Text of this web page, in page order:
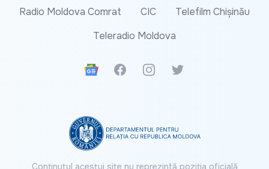
Radio Moldova Comrat
CIC
Telefilm Chișinău
Teleradio Moldova
Google News
FacebookInstagramTwitter
Conținutul acestui site nu reprezintă poziția oficială